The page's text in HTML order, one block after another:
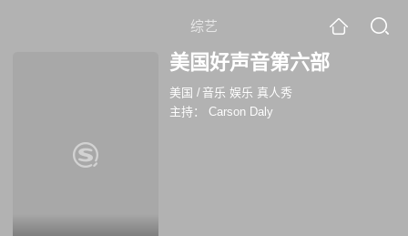
综艺
美国好声音第六部
美国 / 音乐 娱乐 真人秀
主持：
Carson Daly